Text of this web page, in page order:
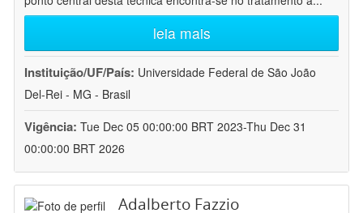
leia mais
Instituição/UF/País: Universidade Federal de São João
Del-Rei - MG - Brasil
Vigência: Tue Dec 05 00:00:00 BRT 2023-Thu Dec 31
00:00:00 BRT 2026
Adalberto Fazzio